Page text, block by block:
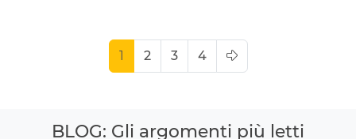
1 2 3 4
BLOG: Gli argomenti più letti